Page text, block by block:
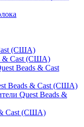
(США)
& Cast (США)
Beads & Cast
Beads & Cast (США)
Quest Beads &
& Cast (США)